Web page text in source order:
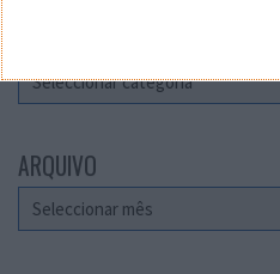
ARQUIVO
Arquivo